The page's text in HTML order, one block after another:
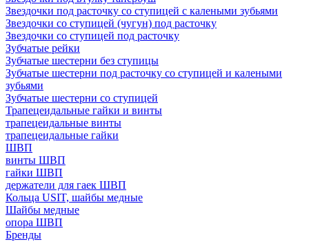
Звездочки под расточку со ступицей с калеными зубьями
Звездочки со ступицей (чугун) под расточку
Звездочки со ступицей под расточку
Зубчатые рейки
Зубчатые шестерни без ступицы
Зубчатые шестерни под расточку со ступицей и калеными
зубьями
Зубчатые шестерни со ступицей
Трапецеидальные гайки и винты
трапецеидальные винты
трапецеидальные гайки
ШВП
винты ШВП
гайки ШВП
держатели для гаек ШВП
Кольца USIT, шайбы медные
Шайбы медные
опора ШВП
Бренды